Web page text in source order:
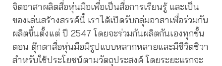
จิตอาสาผลิตสื่อหุ่นมือเพื่อเป็นสื่อการเรียนรู้ และเป็น
ของเล่นสร้างสรรค์นี้ เราได้เปิดรับกลุ่มอาสาเพื่อร่วมกัน
ผลิตขึ้นตั้งแต่ ปี 2547 โดยจะร่วมกันผลิตกันเองทุกขั้น
ตอน ตุ๊กตาสื่อหุ่นมือมีรูปแบบหลากหลายและมีชีวิตชีวา
สำหรับใช้ประโยชน์ตามวัตถุประสงค์ โดยระยะแรกจะ